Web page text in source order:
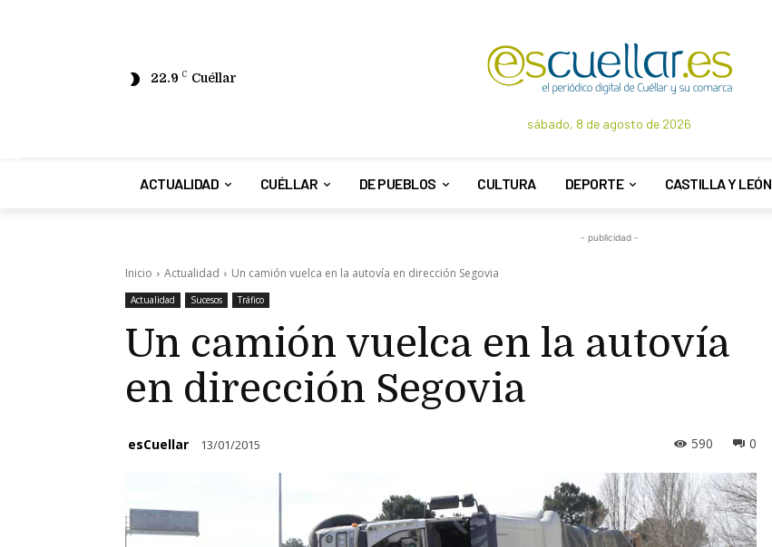
22.9 C Cuéllar
sábado, 8 de agosto de 2026
ACTUALIDAD CUÉLLAR DE PUEBLOS CULTURA DEPORTE CASTILLA Y LEÓN
- publicidad -
Inicio Actualidad Un camión vuelca en la autovía en dirección Segovia
Actualidad Sucesos Tráfico
Un camión vuelca en la autovía
en dirección Segovia
esCuellar 13/01/2015 0
590